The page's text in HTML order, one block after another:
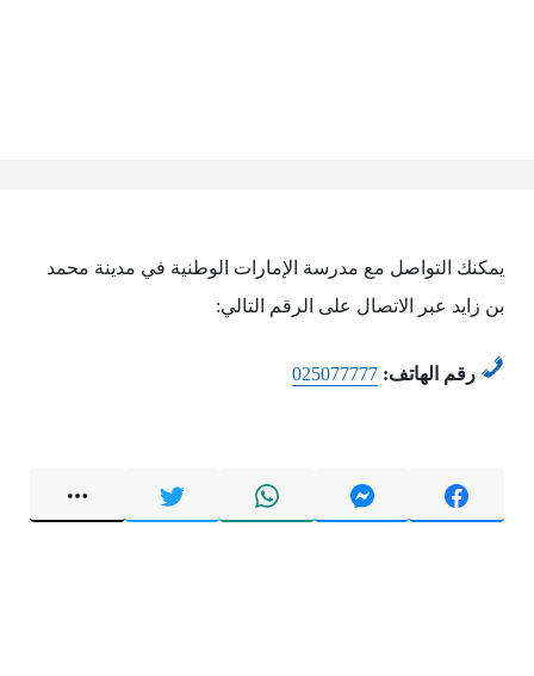
يمكنك التواصل مع مدرسة الإمارات الوطنية في مدينة محمد
بن زايد عبر الاتصال على الرقم التالي:
رقم الهاتف: 025077777